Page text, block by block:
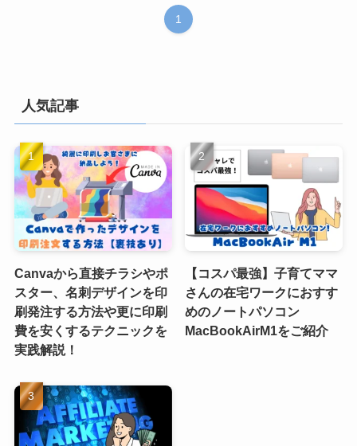
1
人気記事
Canvaから直接チラシやポ
スター、名刺デザインを印
刷発注する方法や更に印刷
費を安くするテクニックを
実践解説！
【コスパ最強】子育てママ
さんの在宅ワークにおすす
めのノートパソコン
MacBookAirM1をご紹介